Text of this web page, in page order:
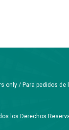
only / Para pedidos
los Derechos